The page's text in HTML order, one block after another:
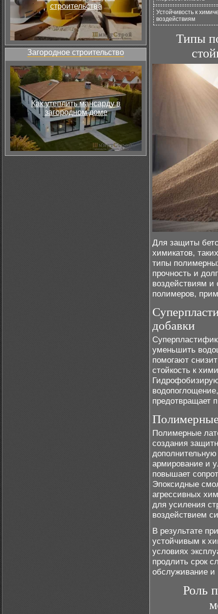
строительства
Загородное строительство
Как утеплить мансарду в
загородном доме
Устойчивость к
воздействиям
Типы
Для защиты
химикатов,
типы
прочность и
воздействиям
полимеров,
добавки
уменьшить
помогают
стойкость к
предотвращает
Полимерные
создания
армирование и
повышает
Эпоксидные
агрессивных
для усиления
воздействием
В результате
устойчивым к
условиях
продлить срок
обслуживание и
Роль